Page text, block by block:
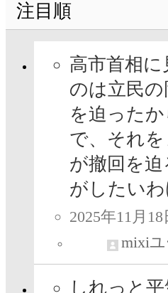
注目順
高市首相
のは立民
を迫った
で、それ
が撤回を
がしたい
2025年11月18
mixi
しれっと